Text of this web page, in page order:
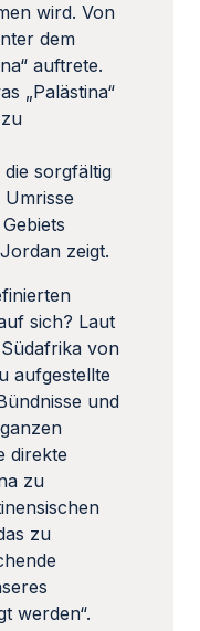
wird. Von
dem
auftrete.
„Palästina“
die sorgfältig
Umrisse
zeigt.
sich? Laut
von
aufgestellte
und
direkte
zu
zu
werden“.